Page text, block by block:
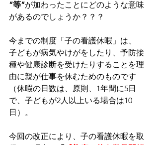
”等”が加わったことにどのような意味
があるのでしょうか？？？
今までの制度「子の看護休暇」は、
子どもが病気やけがをしたり、予防接
種や健康診断を受けたりすることを理
由に親が仕事を休むためのものです
（休暇の日数は、原則、1年間に5日
で、子どもが2人以上いる場合は10
日）。
今回の改正により、子の看護休暇を取